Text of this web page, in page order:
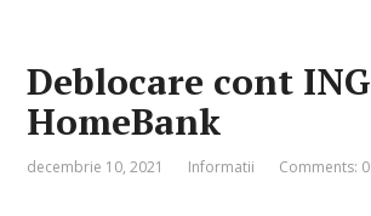
Deblocare cont ING
HomeBank
decembrie 10, 2021 Informatii Comments: 0